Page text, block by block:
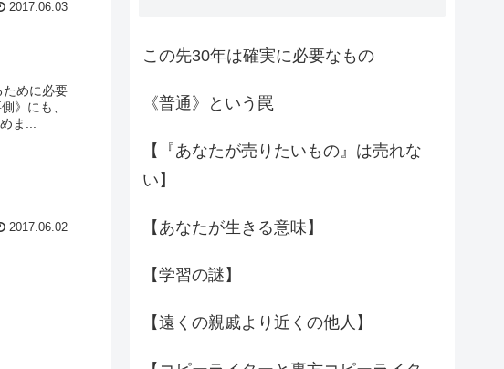
2017.06.03
ために必要
》にも、
ま...
2017.06.02
この先30年は確実に必要なもの
《普通》という罠
【『あなたが売りたいもの』は売れな
い】
【あなたが生きる意味】
【学習の謎】
【遠くの親戚より近くの他人】